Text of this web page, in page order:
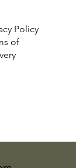
Policy
of